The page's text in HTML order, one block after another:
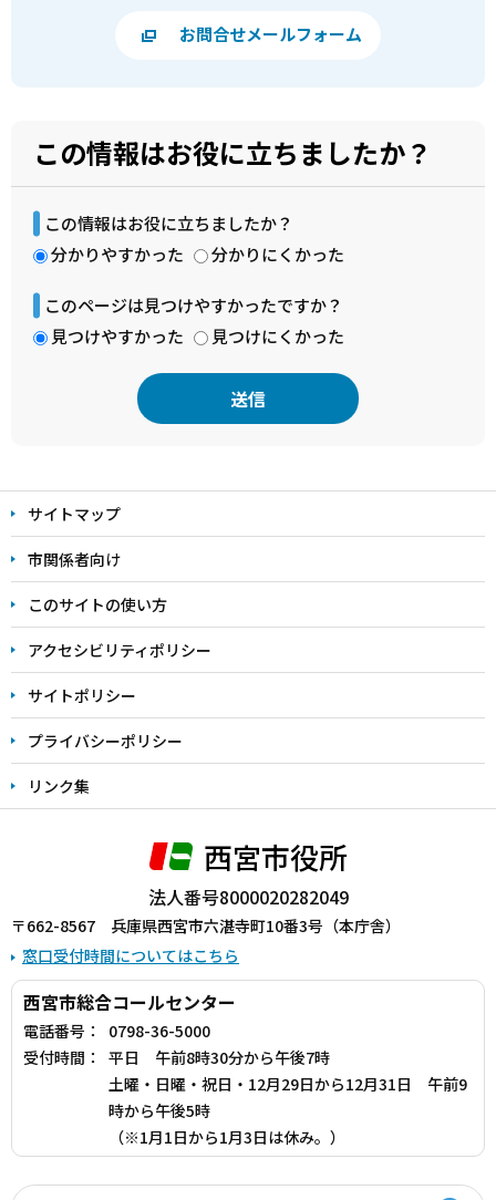
お問合せメールフォーム
この情報はお役に立ちましたか？
この情報はお役に立ちましたか？
分かりやすかった
分かりにくかった
このページは見つけやすかったですか？
見つけやすかった
見つけにくかった
文
こ
こ
ま
で
サイトマップ
市関係者向け
このサイトの使い方
アクセシビリティポリシー
サイトポリシー
プライバシーポリシー
リンク集
西宮市役所
法人番号8000020282049
〒662-8567 兵庫県西宮市六湛寺町10番3号（本庁舎）
窓口受付時間についてはこちら
西宮市総合コールセンター
電話番号：
0798-36-5000
受付時間：
平日 午前8時30分から午後7時
土曜・日曜・祝日・12月29日から12月31日 午前9
時から午後5時
（※1月1日から1月3日は休み。）